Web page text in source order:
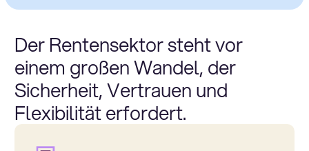
Der Rentensektor steht vor
einem großen Wandel, der
Sicherheit, Vertrauen und
Flexibilität erfordert.